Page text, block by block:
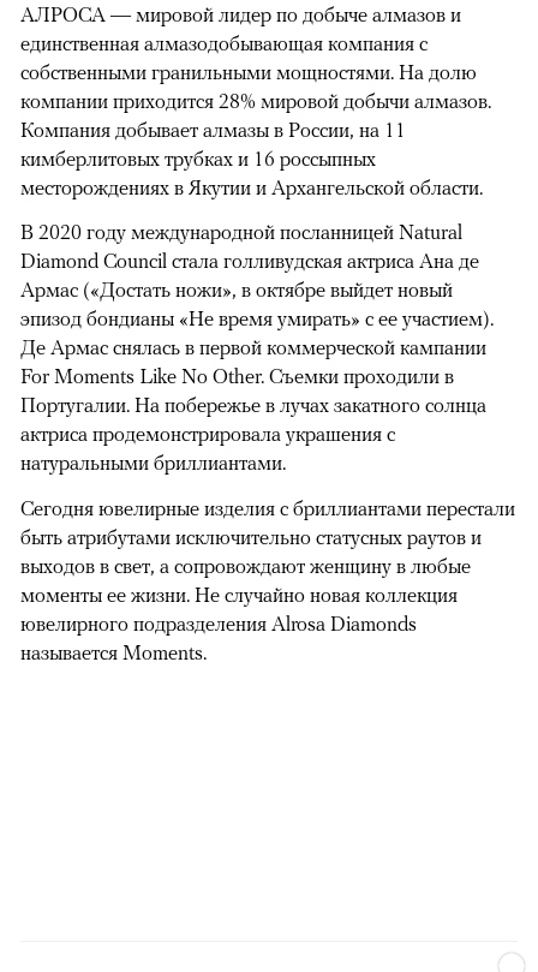
АЛРОСА — мировой лидер по добыче алмазов и
единственная алмазодобывающая компания с
собственными гранильными мощностями. На долю
компании приходится 28% мировой добычи алмазов.
Компания добывает алмазы в России, на 11
кимберлитовых трубках и 16 россыпных
месторождениях в Якутии и Архангельской области.
В 2020 году международной посланницей Natural
Diamond Council стала голливудская актриса Ана де
Армас («Достать ножи», в октябре выйдет новый
эпизод бондианы «Не время умирать» с ее участием).
Де Армас снялась в первой коммерческой кампании
For Moments Like No Other. Съемки проходили в
Португалии. На побережье в лучах закатного солнца
актриса продемонстрировала украшения с
натуральными бриллиантами.
Сегодня ювелирные изделия с бриллиантами перестали
быть атрибутами исключительно статусных раутов и
выходов в свет, а сопровождают женщину в любые
моменты ее жизни. Не случайно новая коллекция
ювелирного подразделения Alrosa Diamonds
называется Moments.